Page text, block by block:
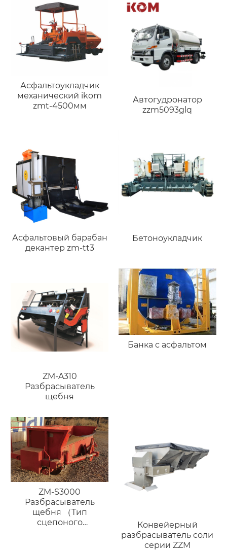
Асфальтоукладчик
механический ikom
zmt-4500мм
Автогудронатор
zzm5093glq
Асфальтовый барабан
декантер zm-tt3
Бетоноукладчик
ZM-A310
Разбрасыватель
щебня
Банка с асфальтом
ZM-S3000
Разбрасыватель
щебня （Тип
сцепоного
Конвейерный
разбрасыватель соли
серии ZZM